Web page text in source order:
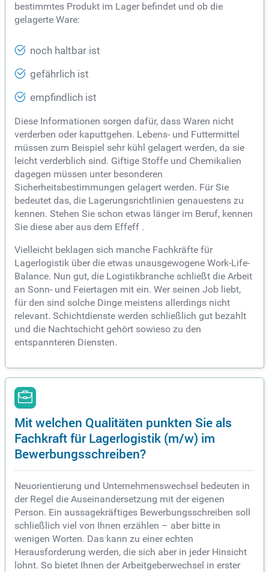
bestimmtes Produkt im Lager befindet und ob die
gelagerte Ware:
noch haltbar ist
gefährlich ist
empfindlich ist
Diese Informationen sorgen dafür, dass Waren nicht
verderben oder kaputtgehen. Lebens- und Futtermittel
müssen zum Beispiel sehr kühl gelagert werden, da sie
leicht verderblich sind. Giftige Stoffe und Chemikalien
dagegen müssen unter besonderen
Sicherheitsbestimmungen gelagert werden. Für Sie
bedeutet das, die Lagerungsrichtlinien genauestens zu
kennen. Stehen Sie schon etwas länger im Beruf, kennen
Sie diese aber aus dem Effeff .
Vielleicht beklagen sich manche Fachkräfte für
Lagerlogistik über die etwas unausgewogene Work-Life-
Balance. Nun gut, die Logistikbranche schließt die Arbeit
an Sonn- und Feiertagen mit ein. Wer seinen Job liebt,
für den sind solche Dinge meistens allerdings nicht
relevant. Schichtdienste werden schließlich gut bezahlt
und die Nachtschicht gehört sowieso zu den
entspannteren Diensten.
Mit welchen Qualitäten punkten Sie als
Fachkraft für Lagerlogistik (m/w) im
Bewerbungsschreiben?
Neuorientierung und Unternehmenswechsel bedeuten in
der Regel die Auseinandersetzung mit der eigenen
Person. Ein aussagekräftiges Bewerbungsschreiben soll
schließlich viel von Ihnen erzählen – aber bitte in
wenigen Worten. Das kann zu einer echten
Herausforderung werden, die sich aber in jeder Hinsicht
lohnt. So bietet Ihnen der Arbeitgeberwechsel in erster